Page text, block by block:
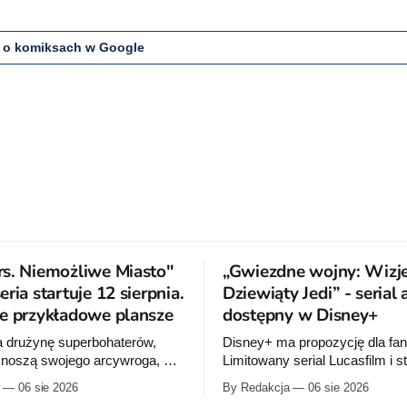
komiksach w Google
Niemożliwe Miasto"
startuje 12 sierpnia.
przykładowe plansze
drużynę superbohaterów,
swojego arcywroga, a
06 sie 2026
„Gwiezdne wojny:
Dziewiąty Jedi” - serial
dostępny w Disney+
Disney+ ma propozycję dla
Limitowany serial Lucasfilm i
zapoczątkowaną w
By Redakcja 06 sie 2026